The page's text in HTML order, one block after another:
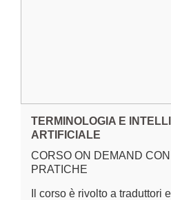
TERMINOLOGIA E
ARTIFICIALE
CORSO ON DEMAND CON
PRATICHE
Il corso è rivolto a traduttori